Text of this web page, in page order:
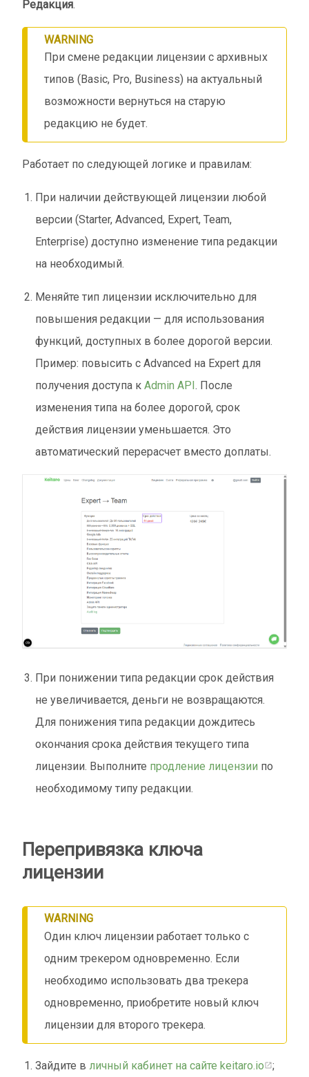
Редакция.
WARNING
При смене редакции лицензии с архивных
типов (Basic, Pro, Business) на актуальный
возможности вернуться на старую
редакцию не будет.
Работает по следующей логике и правилам:
При наличии действующей лицензии любой
версии (Starter, Advanced, Expert, Team,
Enterprise) доступно изменение типа редакции
на необходимый.
Меняйте тип лицензии исключительно для
повышения редакции — для использования
функций, доступных в более дорогой версии.
Пример: повысить с Advanced на Expert для
получения доступа кAdmin API. После
изменения типа на более дорогой, срок
действия лицензии уменьшается. Это
автоматический перерасчет вместо доплаты.
При понижении типа редакции срок действия
не увеличивается, деньги не возвращаются.
Для понижения типа редакции дождитесь
окончания срока действия текущего типа
лицензии. Выполните продление лицензии по
необходимому типу редакции.
Перепривязка ключа
лицензии
WARNING
Один ключ лицензии работает только с
одним трекером одновременно. Если
необходимо использовать два трекера
одновременно, приобретите новый ключ
лицензии для второго трекера.
Зайдите в личный кабинет на сайте keitaro.io ;